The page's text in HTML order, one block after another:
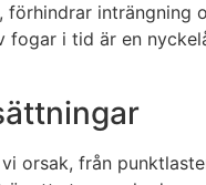
inträngning
i tid är en
orsak, från